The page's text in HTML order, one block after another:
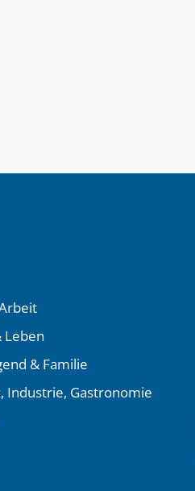
Leben
& Familie
Industrie, Gastronomie